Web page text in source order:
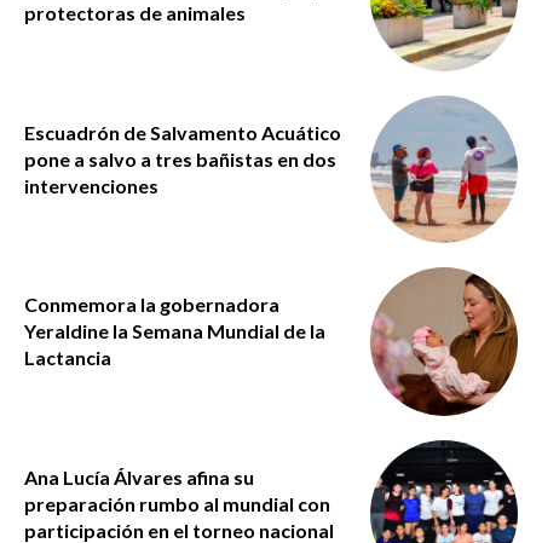
protectoras de animales
Escuadrón de Salvamento Acuático
pone a salvo a tres bañistas en dos
intervenciones
Conmemora la gobernadora
Yeraldine la Semana Mundial de la
Lactancia
Ana Lucía Álvares afina su
preparación rumbo al mundial con
participación en el torneo nacional